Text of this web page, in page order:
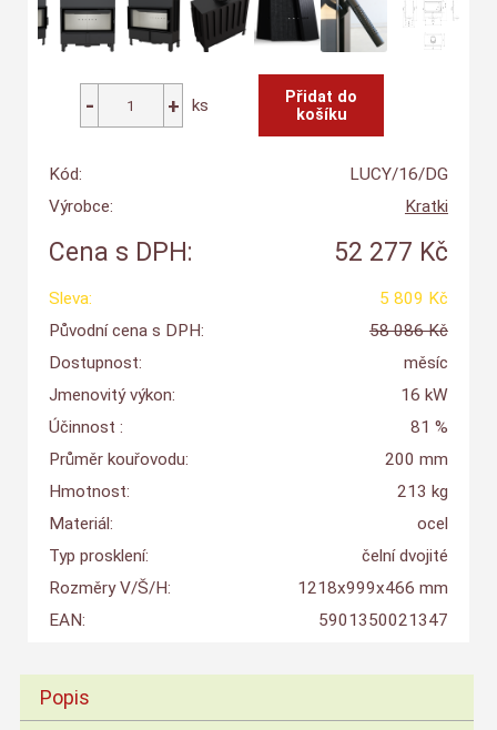
ks
Kód:
LUCY/16/DG
Výrobce:
Kratki
Cena s DPH: 52 277 Kč
Sleva:
5 809 Kč
Původní cena s DPH:
58 086 Kč
Dostupnost:
měsíc
Jmenovitý výkon:
16 kW
Účinnost :
81 %
Průměr kouřovodu:
200 mm
Hmotnost:
213 kg
Materiál:
ocel
Typ prosklení:
čelní dvojité
Rozměry V/Š/H:
1218x999x466 mm
EAN:
5901350021347
Popis